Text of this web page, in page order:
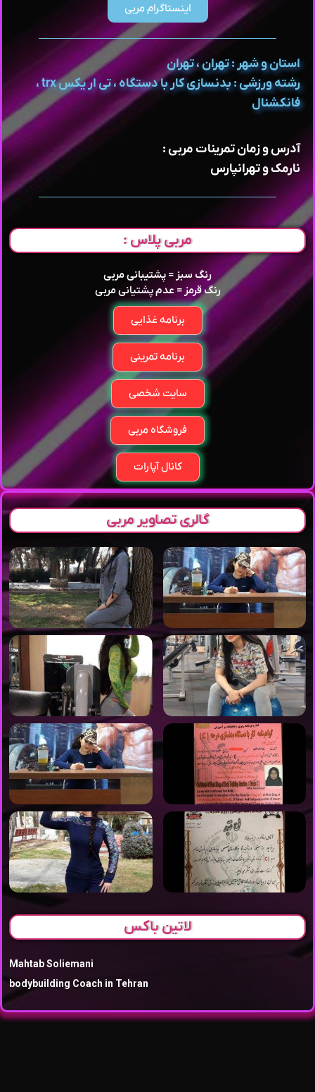
اینستاگرام مربی
استان و شهر : تهران ، تهران
رشته ورزشی : بدنسازی کار با دستگاه ، تی ار یکس trx ،
فانکشنال
آدرس و زمان تمرینات مربی :
نارمک و تهرانپارس
مربی پلاس :
رنگ سبز = پشتیبانی مربی
رنگ قرمز = عدم پشتیانی مربی
برنامه غذایی
برنامه تمرینی
سایت شخصی
فروشگاه مربی
کانال آپارات
گالری تصاویر مربی
لاتین باکس
Mahtab Soliemani
bodybuilding Coach in Tehran